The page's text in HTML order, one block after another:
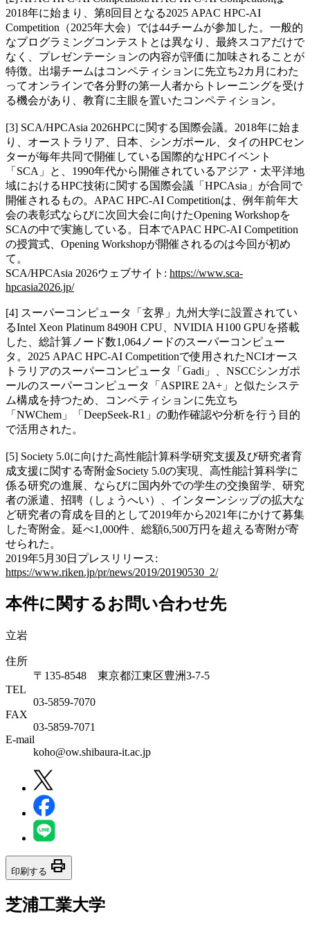
2018年に始まり、第8回目となる2025 APAC HPC-AI
Competition（2025年大会）では44チームが参加した。一般的
なプログラミングコンテストとは異なり、最終スコアだけで
なく、プレゼンテーションの内容が評価に加味されることが
特徴。出場チームはコンペティションに先立ち2カ月にわた
ってオンラインで各分野の第一人者からトレーニングを受け
る機会があり、教育に主眼を置いたコンペティション。
[3] SCA/HPCAsia 2026HPCに関する国際会議。2018年に始ま
り、オーストラリア、日本、シンガポール、タイのHPCセン
ターが毎年共同で開催している国際的なHPCイベント
「SCA」と、1990年代から開催されているアジア・太平洋地
域におけるHPC技術に関する国際会議「HPCAsia」が合同で
開催されるもの。APAC HPC-AI Competitionは、例年前年大
会の表彰式ならびに次回大会に向けたOpening Workshopを
SCAの中で実施している。日本でAPAC HPC-AI Competition
の授賞式、Opening Workshopが開催されるのは今回が初め
て。
SCA/HPCAsia 2026ウェブサイト: https://www.sca-
hpcasia2026.jp/
[4] スーパーコンピュータ「玄界」九州大学に設置されてい
るIntel Xeon Platinum 8490H CPU、NVIDIA H100 GPUを搭載
した、総計算ノード数1,064ノードのスーパーコンピュー
タ。2025 APAC HPC-AI Competitionで使用されたNCIオース
トラリアのスーパーコンピュータ「Gadi」、NSCCシンガポ
ールのスーパーコンピュータ「ASPIRE 2A+」と似たシステ
ム構成を持つため、コンペティションに先立ち
「NWChem」「DeepSeek-R1」の動作確認や分析を行う目的
で活用された。
[5] Society 5.0に向けた高性能計算科学研究支援及び研究者育
成支援に関する寄附金Society 5.0の実現、高性能計算科学に
係る研究の進展、ならびに国内外での学生の交換留学、研究
者の派遣、招聘（しょうへい）、インターンシップの拡大な
ど研究者の育成を目的として2019年から2021年にかけて募集
した寄附金。延べ1,000件、総額6,500万円を超える寄附が寄
せられた。
2019年5月30日プレスリリース:
https://www.riken.jp/pr/news/2019/20190530_2/
本件に関するお問い合わせ先
立岩
住所
〒135-8548 東京都江東区豊洲3-7-5
TEL
03-5859-7070
FAX
03-5859-7071
E-mail
koho@ow.shibaura-it.ac.jp
印刷する print
芝浦工業大学